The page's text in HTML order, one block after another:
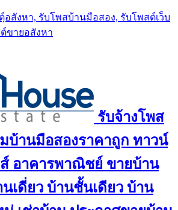
อสังหา, รับโพสบ้านมือสอง, รับโพสต์เว็บ
ขายอสังหา
รับจ้างโพส
บ้านมือสองราคาถูก ทาวน์
อาคารพาณิชย์ ขายบ้าน
เดี่ยว บ้านชั้นเดียว บ้าน